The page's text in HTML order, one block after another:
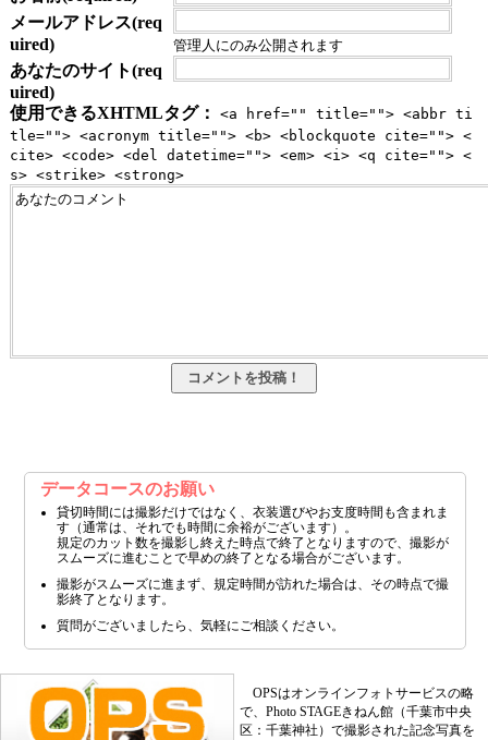
メールアドレス(req
uired)
管理人にのみ公開されます
あなたのサイト(req
uired)
使用できるXHTMLタグ：
<a href="" title=""> <abbr ti
tle=""> <acronym title=""> <b> <blockquote cite=""> <
cite> <code> <del datetime=""> <em> <i> <q cite=""> <
s> <strike> <strong>
データコースのお願い
貸切時間には撮影だけではなく、衣装選びやお支度時間も含まれま
す（通常は、それでも時間に余裕がございます）。
規定のカット数を撮影し終えた時点で終了となりますので、撮影が
スムーズに進むことで早めの終了となる場合がございます。
撮影がスムーズに進まず、規定時間が訪れた場合は、その時点で撮
影終了となります。
質問がございましたら、気軽にご相談ください。
OPSはオンラインフォトサービスの略
で、Photo STAGEきねん館（千葉市中央
区：千葉神社）で撮影された記念写真を